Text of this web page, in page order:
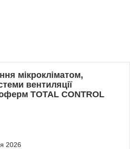
мікрокліматом,
вентиляції
TOTAL CONTROL
2026